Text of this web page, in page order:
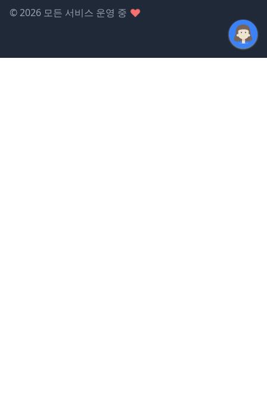
©2026 모든 서비스 운영 중